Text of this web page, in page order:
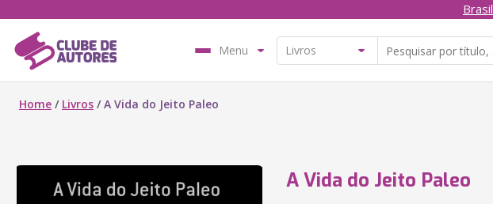
Brasil
Menu
Home / Livros /A Vida do Jeito Paleo
A Vida do Jeito Paleo